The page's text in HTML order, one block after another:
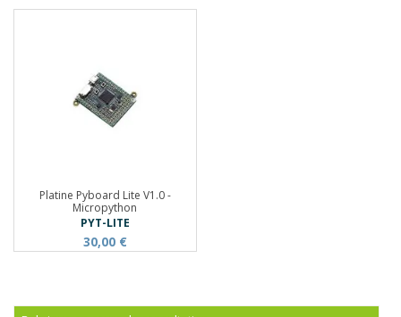
Platine Pyboard Lite V1.0 -
Micropython
PYT-LITE
30,00 €